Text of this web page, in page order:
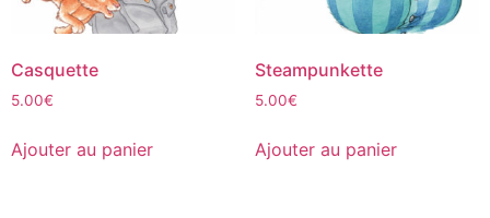
Casquette
5.00€
Ajouter au panier
Steampunkette
5.00€
Ajouter au panier